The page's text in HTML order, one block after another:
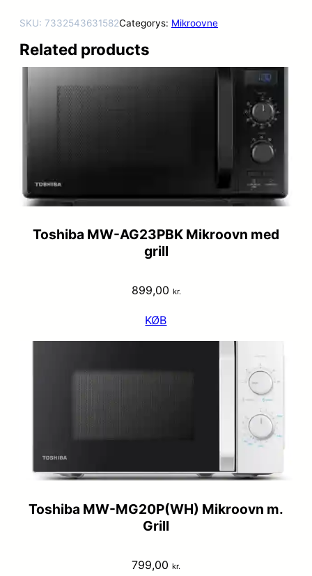
SKU: 7332543631582Categorys: Mikroovne
Related products
Toshiba MW-AG23PBK Mikroovn med
grill
899,00 kr.
KØB
Toshiba MW-MG20P(WH) Mikroovn m.
Grill
799,00 kr.